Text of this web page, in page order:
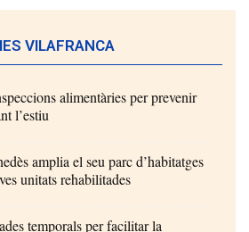
VILAFRANCA
alimentàries per prevenir
l’estiu
amplia el seu parc d’habitatges
unitats rehabilitades
temporals per facilitar la